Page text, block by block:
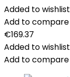
Added to wishlist
Add to compare
€169.37
Added to wishlist
Add to compare